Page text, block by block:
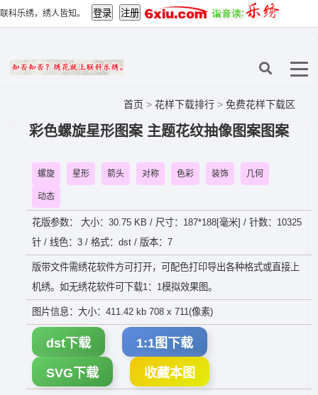
联科乐绣，绣人皆知。
首页 > 花样下载排行 > 免费花样下载区
彩色螺旋星形图案 主题花纹抽像图案图案
螺旋 星形 箭头 对称 色彩 装饰 几何
动态
花版参数： 大小：30.75 KB / 尺寸：187*188[毫米] / 针数：10325
针 / 线色：3 / 格式：dst / 版本：7
版带文件需绣花软件方可打开，可配色打印导出各种格式或直接上
机绣。如无绣花软件可下载1：1模拟效果图。
图片信息：大小：411.42 kb 708 x 711(像素)
dst下载 1:1图下载
SVG下载 收藏本图